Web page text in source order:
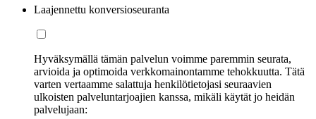
Laajennettu konversioseuranta
Hyväksymällä tämän palvelun voimme paremmin seurata,
arvioida ja optimoida verkkomainontamme tehokkuutta. Tätä
varten vertaamme salattuja henkilötietojasi seuraavien
ulkoisten palveluntarjoajien kanssa, mikäli käytät jo heidän
palvelujaan: